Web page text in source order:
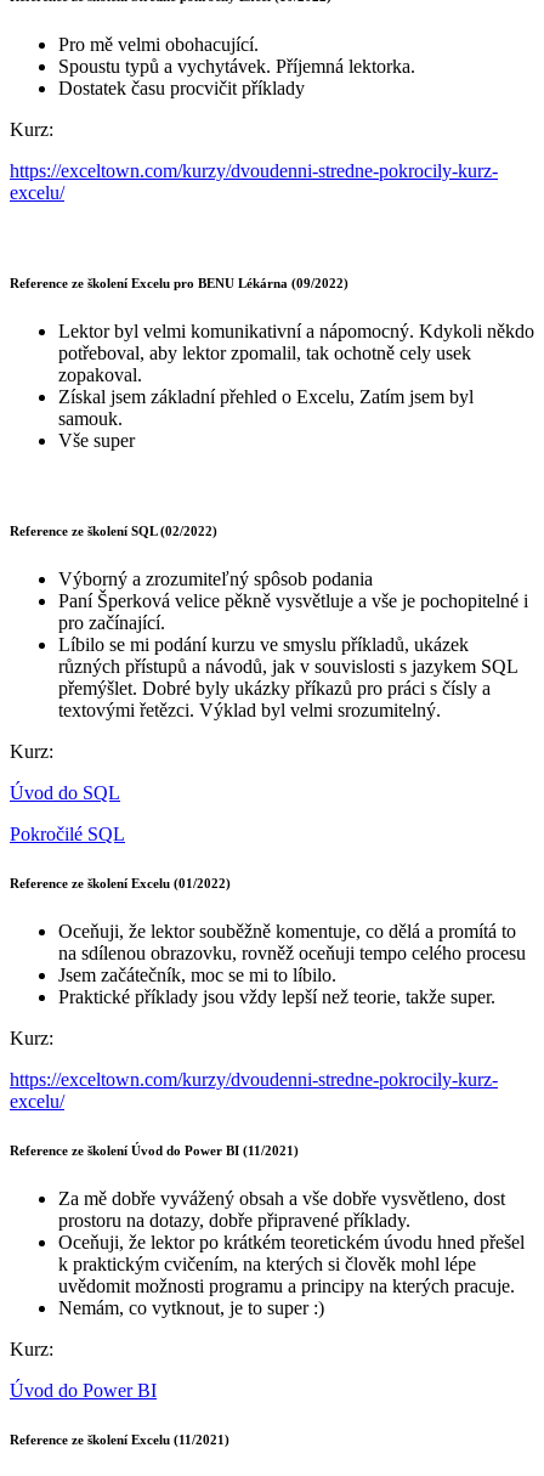
Pro mě velmi obohacující.
Spoustu typů a vychytávek. Příjemná lektorka.
Dostatek času procvičit příklady
Kurz:
https://exceltown.com/kurzy/dvoudenni-stredne-pokrocily-kurz-
excelu/
Reference ze školení Excelu pro BENU Lékárna (09/2022)
Lektor byl velmi komunikativní a nápomocný. Kdykoli někdo
potřeboval, aby lektor zpomalil, tak ochotně cely usek
zopakoval.
Získal jsem základní přehled o Excelu, Zatím jsem byl
samouk.
Vše super
Reference ze školení SQL (02/2022)
Výborný a zrozumiteľný spôsob podania
Paní Šperková velice pěkně vysvětluje a vše je pochopitelné i
pro začínající.
Líbilo se mi podání kurzu ve smyslu příkladů, ukázek
různých přístupů a návodů, jak v souvislosti s jazykem SQL
přemýšlet. Dobré byly ukázky příkazů pro práci s čísly a
textovými řetězci. Výklad byl velmi srozumitelný.
Kurz:
Úvod do SQL
Pokročilé SQL
Reference ze školení Excelu (01/2022)
Oceňuji, že lektor souběžně komentuje, co dělá a promítá to
na sdílenou obrazovku, rovněž oceňuji tempo celého procesu
Jsem začátečník, moc se mi to líbilo.
Praktické příklady jsou vždy lepší než teorie, takže super.
Kurz:
https://exceltown.com/kurzy/dvoudenni-stredne-pokrocily-kurz-
excelu/
Reference ze školení Úvod do Power BI (11/2021)
Za mě dobře vyvážený obsah a vše dobře vysvětleno, dost
prostoru na dotazy, dobře připravené příklady.
Oceňuji, že lektor po krátkém teoretickém úvodu hned přešel
k praktickým cvičením, na kterých si člověk mohl lépe
uvědomit možnosti programu a principy na kterých pracuje.
Nemám, co vytknout, je to super :)
Kurz:
Úvod do Power BI
Reference ze školení Excelu (11/2021)